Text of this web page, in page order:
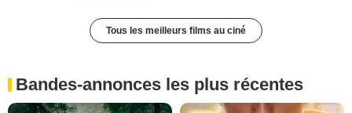
Tous les meilleurs films au ciné
Bandes-annonces les plus récentes